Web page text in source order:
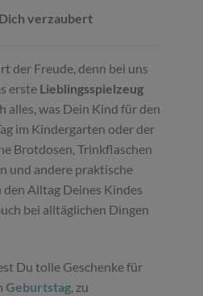
verzaubert
der Freude, denn bei uns
erste Lieblingsspielzeug
alles, was Dein Kind für den
im Kindergarten oder der
Brotdosen, Trinkflaschen
und andere praktische
Alltag Deines Kindes
bei alltäglichen Dingen
Du tolle Geschenke für
Geburtstag, zu